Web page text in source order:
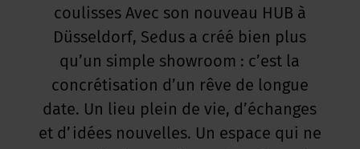
coulisses Avec son nouveau HUB à
Düsseldorf, Sedus a créé bien plus
qu’un simple showroom : c’est la
concrétisation d’un rêve de longue
date. Un lieu plein de vie, d’échanges
et d’idées nouvelles. Un espace qui ne